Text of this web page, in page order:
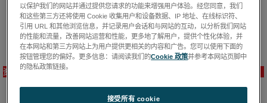
资源
以保护我们的网站并通过提供您请求的功能来增强用户体验。经您同意，我们
和这些第三方还将使用 Cookie 收集用户和设备数据、IP 地址、在线标识符、
引用 URL 和其他浏览信息，并记录用户会话和与网站的互动，以分析我们网站
的性能和流量，改善网站运营和性能，更多地了解用户，提供个性化体验，并
在本网站和第三方网站上为用户提供更相关的内容和广告。您可以使用下面的
按钮管理您的偏好。更多信息：请阅读我们的Cookie 政策并参考本网站页脚中
的隐私政策链接。
接受所有 cookie